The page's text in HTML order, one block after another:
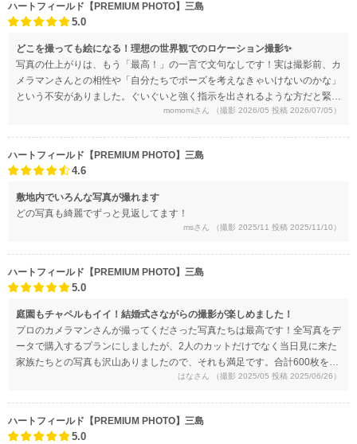
ハートフィールド【PREMIUM PHOTO】三島
5.0
​どこを撮っても絵になる！理想の世界観でのロケーション撮影✨
​写真の仕上がりは、もう「最高！」の一言で文句なしです！​実は撮影前、カ
メラマンさんとの相性や「自分たちでポーズを考えなきゃいけないのかな」
という不安がありました。ぐいぐいと強く指示を出されるような方だと緊張
してしまうな…と思っていたのですが、担当してくださったのは優しいお声
全く問題なく、終始リラックスして心から楽しむことができました。​そして
何より感動したのが、写真の圧倒的なクオリティです。後日、カメラが趣味
の友人に写真を見せたところ、「普通に綺麗に撮れている写真はよくあるけ
れど、パッと見て『おぉー！』と惹き込まれるような写真はなかなかない
よ。本当に腕のいいカメラマンさんだね！」と大絶賛してくれました。​プロ
が、第三者から見ても感動するような、本当に素晴らしい写真を撮っていた
だけたことが心から嬉しかったです。一生大切に見返したいと思います。
momomiさん （撮影 2026/05 投稿 2026/07/05）
ハートフィールド【PREMIUM PHOTO】三島
4.6
敷地内でいろんな写真が撮れます
どの写真も綺麗でずっと見返してます！
msさん （撮影 2025/11 投稿 2025/11/10）
ハートフィールド【PREMIUM PHOTO】三島
5.0
庭園もチャペルもイイ！結婚式さながらの撮影が楽しめました！
プロのカメラマンさんが撮ってくださった写真たちは最高です！全写真をデ
ータで購入するプランにしましたが、2人のカットだけでなく当日見に来た
家族たちとの写真も沢山ありましたので、それも満足です。合計600枚を超
えていました。その中から家族に送る写真を選びましたが、どれも良いの
はなさん （撮影 2025/05 投稿 2025/06/26）
ハートフィールド【PREMIUM PHOTO】三島
5.0